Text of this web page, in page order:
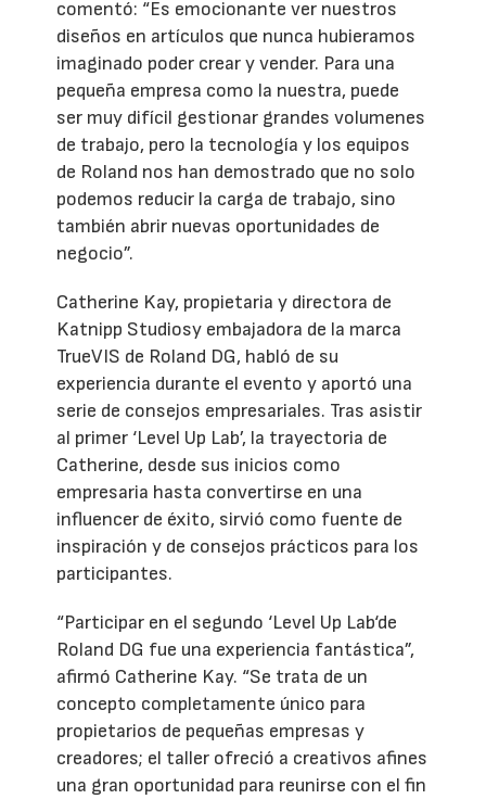
comentó: “Es emocionante ver nuestros
diseños en artículos que nunca hubieramos
imaginado poder crear y vender. Para una
pequeña empresa como la nuestra, puede
ser muy difícil gestionar grandes volumenes
de trabajo, pero la tecnología y los equipos
de Roland nos han demostrado que no solo
podemos reducir la carga de trabajo, sino
también abrir nuevas oportunidades de
negocio”.
Catherine Kay, propietaria y directora de
Katnipp Studiosy embajadora de la marca
TrueVIS de Roland DG, habló de su
experiencia durante el evento y aportó una
serie de consejos empresariales. Tras asistir
al primer ‘Level Up Lab’, la trayectoria de
Catherine, desde sus inicios como
empresaria hasta convertirse en una
influencer de éxito, sirvió como fuente de
inspiración y de consejos prácticos para los
participantes.
“Participar en el segundo ‘Level Up Lab‘de
Roland DG fue una experiencia fantástica”,
afirmó Catherine Kay. “Se trata de un
concepto completamente único para
propietarios de pequeñas empresas y
creadores; el taller ofreció a creativos afines
una gran oportunidad para reunirse con el fin